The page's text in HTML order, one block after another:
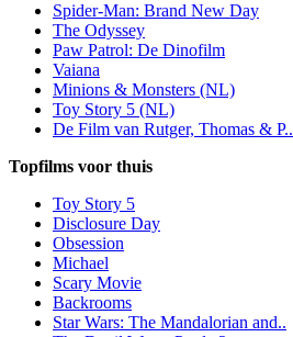
Spider-Man: Brand New Day
The Odyssey
Paw Patrol: De Dinofilm
Vaiana
Minions & Monsters (NL)
Toy Story 5 (NL)
De Film van Rutger, Thomas & P..
Topfilms voor thuis
Toy Story 5
Disclosure Day
Obsession
Michael
Scary Movie
Backrooms
Star Wars: The Mandalorian and..